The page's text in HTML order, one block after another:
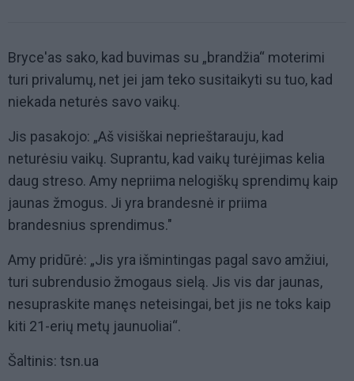
Bryce'as sako, kad buvimas su „brandžia“ moterimi
turi privalumų, net jei jam teko susitaikyti su tuo, kad
niekada neturės savo vaikų.
Jis pasakojo: „Aš visiškai neprieštarauju, kad
neturėsiu vaikų. Suprantu, kad vaikų turėjimas kelia
daug streso. Amy nepriima nelogiškų sprendimų kaip
jaunas žmogus. Ji yra brandesnė ir priima
brandesnius sprendimus."
Amy pridūrė: „Jis yra išmintingas pagal savo amžiui,
turi subrendusio žmogaus sielą. Jis vis dar jaunas,
nesupraskite manęs neteisingai, bet jis ne toks kaip
kiti 21-erių metų jaunuoliai“.
Šaltinis: tsn.ua